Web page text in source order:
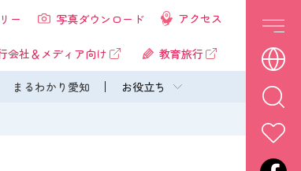
まるわかり愛知 お役立ち
ー 写真ダウンロード アクセス
会社＆メディア向け 教育旅行